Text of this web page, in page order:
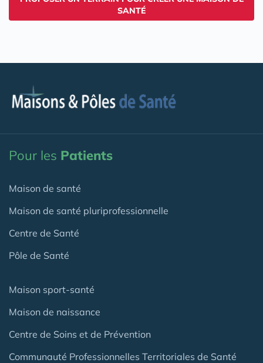
SANTÉ
Pour les Patients
Maison de santé
Maison de santé pluriprofessionnelle
Centre de Santé
Pôle de Santé
Maison sport-santé
Maison de naissance
Centre de Soins et de Prévention
Communauté Professionnelles Territoriales de Santé